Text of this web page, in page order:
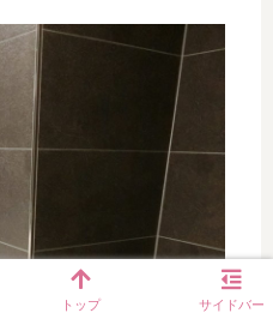
トップ サイドバー